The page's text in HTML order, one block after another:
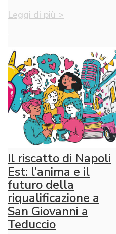
Leggi di più >
Il riscatto di Napoli
Est: l’anima e il
futuro della
riqualificazione a
San Giovanni a
Teduccio